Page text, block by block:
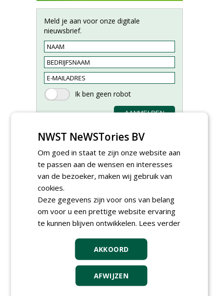
Meld je aan voor onze digitale
nieuwsbrief.
Proefveldmedewerker/
zaden Nederland B.V.
06-08-2026, Ven-Zelderheide
Kasmedewerker (fulltime) bij
06-08-2026, Ven-Zelderheide
Projectleider Sport bij Antea
Realisatie
15-07-2026, Almere, Maastricht,
Oosterhout
NWST NeWSTories BV
Om goed in staat te zijn onze website aan
te passen aan de wensen en interesses
van de bezoeker, maken wij gebruik van
cookies.
Deze gegevens zijn voor ons van belang
om voor u een prettige website ervaring
te kunnen blijven ontwikkelen. Lees verder
AKKOORD
AFWIJZEN